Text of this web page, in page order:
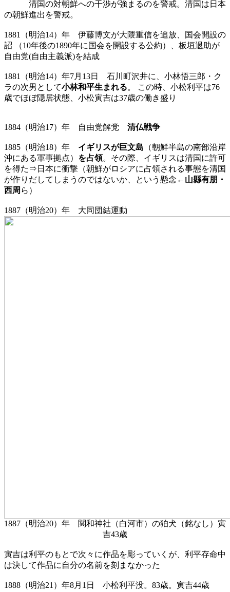
清国の対朝鮮への干渉が強まるのを警戒。清国は日本
の朝鮮進出を警戒。
1881（明治14）年 伊藤博文が大隈重信を追放、国会開設の
詔 （10年後の1890年に国会を開設する公約）、板垣退助が
自由党(自由主義派)を結成
1881（明治14）年7月13日 石川町沢井に、小林悟三郎・ク
ラの次男として小林和平生まれる。 この時、小松利平は76
歳でほぼ隠居状態、小松寅吉は37歳の働き盛り
1884（明治17）年 自由党解党 清仏戦争
1885（明治18）年 イギリスが巨文島 （朝鮮半島の南部沿岸
沖にある軍事拠点） を占領。その際、イギリスは清国に許可
を得た⇒日本に衝撃（朝鮮がロシアに占領される事態を清国
が作りだしてしまうのではないか、という懸念← 山縣有朋・
西周 ら）
1887（明治20）年 大同団結運動
1887（明治20）年 関和神社（白河市）の狛犬（銘なし）寅
吉43歳
寅吉は利平のもとで次々に作品を彫っていくが、利平存命中
は決して作品に自分の名前を刻まなかった
1888（明治21）年8月1日 小松利平没。83歳。寅吉44歳